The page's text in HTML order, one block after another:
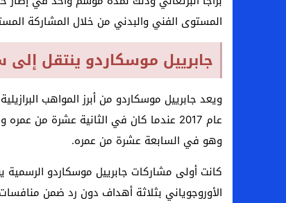
بعد فسخ عقده.. حصاد وأرقام سيف
سامو كوستا في معسكر النصر
إنهاء تعاقد سيف الدين الجزيري مع
المستوى الفني والبدني من خلال المشاركة
جابرييل موسكاردو ينتقل إلى
ويعد جابرييل موسكاردو من أبرز المواهب
وهو في السابعة عشرة من عمره.
الأوروجوياني بثلاثة أهداف دون رد ضمن